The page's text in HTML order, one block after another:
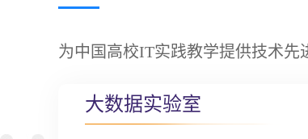
为中国高校IT实践教学提供技术先
大数据实验室